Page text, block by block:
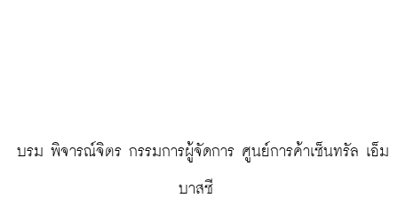
บาสซี